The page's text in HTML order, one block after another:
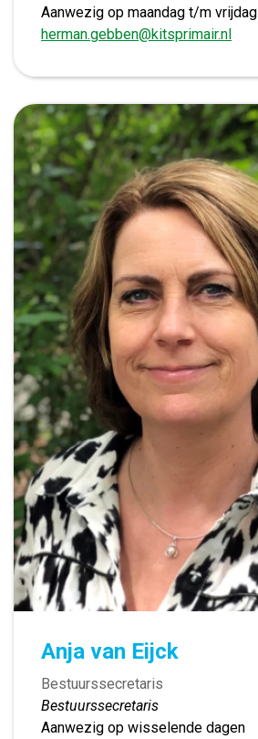
Aanwezig op maandag t/m vrijdag
herman.gebben@kitsprimair.nl
Anja van Eijck
Bestuurssecretaris
Bestuurssecretaris
Aanwezig op wisselende dagen